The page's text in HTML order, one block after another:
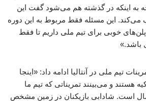
به اینکه در گذشته هم می‌شود گفت این
می‌کند. این مسئله فقط مربوط به این دوره
خوبی برای تیم ملی داریم تا فقط
باشد.»
تیم ملی در آنتالیا ادامه داد: «اینجا
هستند و می‌بینند تمریناتی که تیم ما
است. شادابی بازیکنان در زمین مشخص